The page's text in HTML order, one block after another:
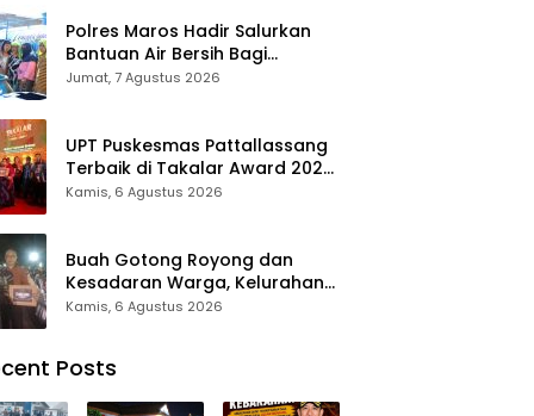
Polres Maros Hadir Salurkan
Bantuan Air Bersih Bagi
Masyarakat Terdampak Krisis
Jumat, 7 Agustus 2026
UPT Puskesmas Pattallassang
Terbaik di Takalar Award 2026,
Bukti Komitmen Hadirkan
Kamis, 6 Agustus 2026
Buah Gotong Royong dan
Kesadaran Warga, Kelurahan
Patte’ne Menjadi Bintang
Kamis, 6 Agustus 2026
Posts